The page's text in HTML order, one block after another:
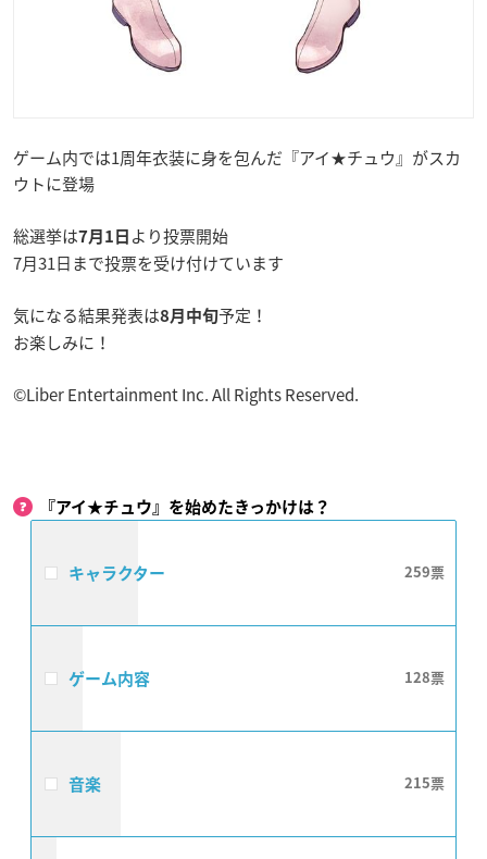
ゲーム内では1周年衣装に身を包んだ『アイ★チュウ』がスカ
ウトに登場
総選挙は7月1日 より投票開始
7月31日まで投票を受け付けています
気になる結果発表は8月中旬予定！
お楽しみに！
©Liber Entertainment Inc. All Rights Reserved.
『アイ★チュウ』を始めたきっかけは？
キャラクター 259
ゲーム内容 128
音楽 215